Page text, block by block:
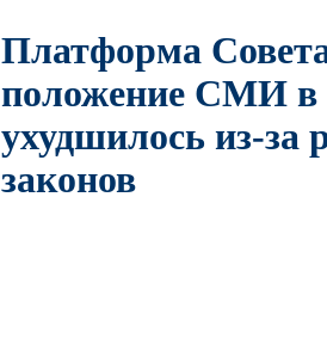
Платформа
положение СМИ в
ухудшилось из-за
законов